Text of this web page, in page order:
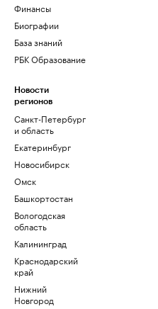
Финансы
Биографии
База знаний
РБК Образование
Новости
регионов
Санкт-Петербург
и область
Екатеринбург
Новосибирск
Омск
Башкортостан
Вологодская
область
Калининград
Краснодарский
край
Нижний
Новгород